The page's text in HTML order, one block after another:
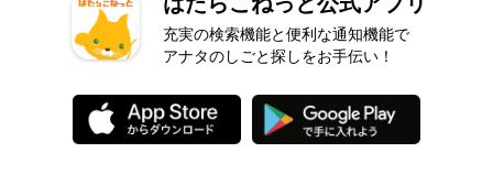
充実の検索機能と便利な通知機能で
アナタのしごと探しをお手伝い！